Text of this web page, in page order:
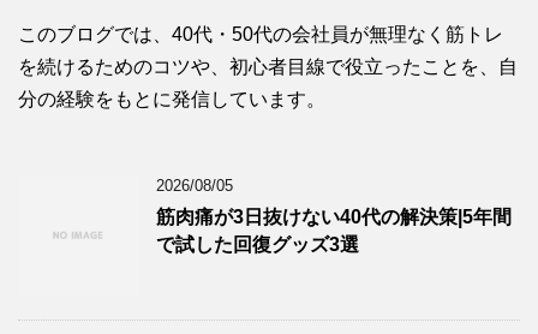
このブログでは、40代・50代の会社員が無理なく筋トレ
を続けるためのコツや、初心者目線で役立ったことを、自
分の経験をもとに発信しています。
2026/08/05
筋肉痛が3日抜けない40代の解決策|5年間
で試した回復グッズ3選